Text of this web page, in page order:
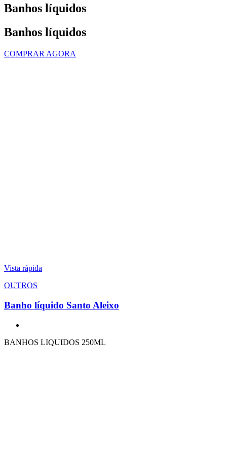
Banhos líquidos
Banhos líquidos
COMPRAR AGORA
Vista rápida
OUTROS
Banho líquido Santo Aleixo
BANHOS LIQUIDOS 250ML